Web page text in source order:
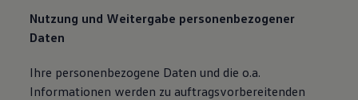
Nutzung und Weitergabe personenbezogener
Daten
Ihre personenbezogene Daten und die o.a.
Informationen werden zu auftragsvorbereitenden